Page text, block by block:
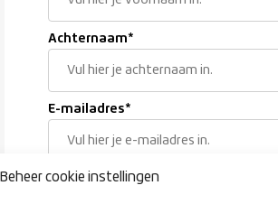
Beheer cookie instellingen
Achternaam*
E-mailadres*
Geboortedatum*